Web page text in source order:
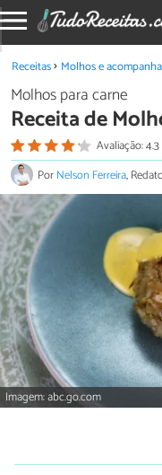
Receitas Molhos e
Molhos para carne
Receita de
Avaliação:
PorNelson Ferreira,
Imagem: abc.go.com